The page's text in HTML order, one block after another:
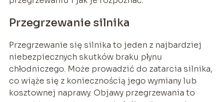
Przegrzewanie silnika
Przegrzewanie się silnika to jeden z najbardziej
niebezpiecznych skutków braku płynu
chłodniczego. Może prowadzić do zatarcia silnika,
co wiąże się z koniecznością jego wymiany lub
kosztownej naprawy. Objawy przegrzewania to